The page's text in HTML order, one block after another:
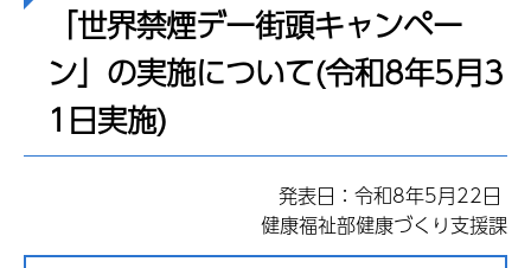
「世界禁煙デー街頭キャンペー
ン」の実施について(令和8年5月3
1日実施)
発表日：令和8年5月22日
健康福祉部健康づくり支援課